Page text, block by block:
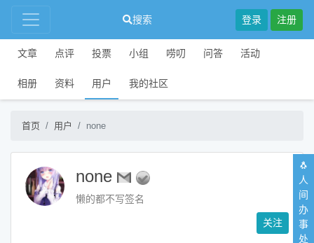
搜索 登录 注册
文章 点评 投票 小组 唠叨 问答 活动
相册 资料 用户 我的社区
首页 用户 none
none
懒的都不写签名
关注
🐧
人
间
办
事
处